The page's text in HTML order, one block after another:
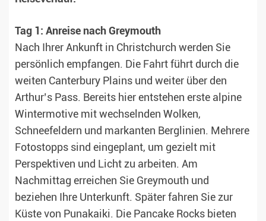
Tag 1: Anreise nach Greymouth
Nach Ihrer Ankunft in Christchurch werden Sie
persönlich empfangen. Die Fahrt führt durch die
weiten Canterbury Plains und weiter über den
Arthur’s Pass. Bereits hier entstehen erste alpine
Wintermotive mit wechselnden Wolken,
Schneefeldern und markanten Berglinien. Mehrere
Fotostopps sind eingeplant, um gezielt mit
Perspektiven und Licht zu arbeiten. Am
Nachmittag erreichen Sie Greymouth und
beziehen Ihre Unterkunft. Später fahren Sie zur
Küste von Punakaiki. Die Pancake Rocks bieten